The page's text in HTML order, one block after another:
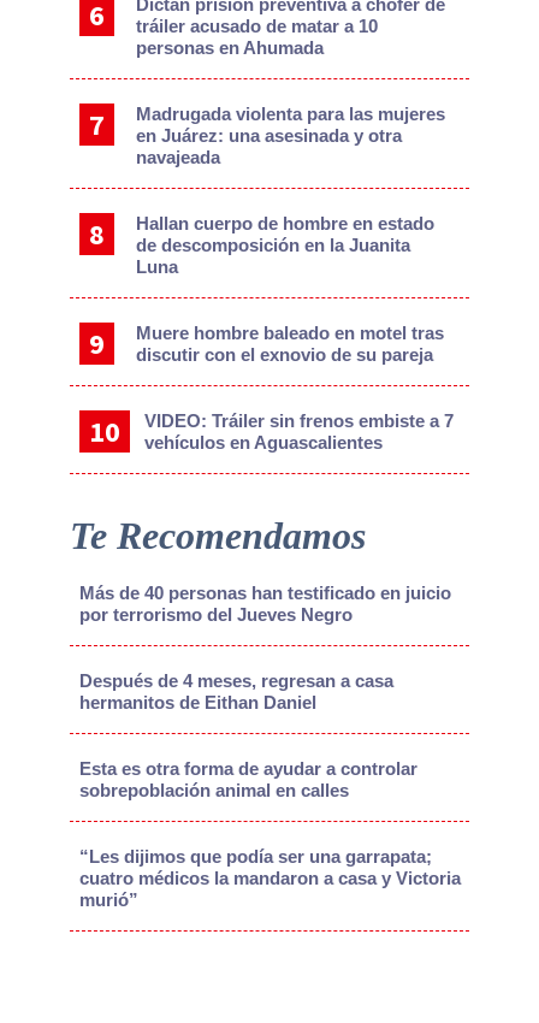
tráiler acusado de matar a 10
personas en Ahumada
Madrugada violenta para las mujeres
en Juárez: una asesinada y otra
navajeada
Hallan cuerpo de hombre en estado
de descomposición en la Juanita
Luna
Muere hombre baleado en motel tras
discutir con el exnovio de su pareja
VIDEO: Tráiler sin frenos embiste a 7
vehículos en Aguascalientes
Te Recomendamos
Más de 40 personas han testificado en juicio
por terrorismo del Jueves Negro
Después de 4 meses, regresan a casa
hermanitos de Eithan Daniel
Esta es otra forma de ayudar a controlar
sobrepoblación animal en calles
“Les dijimos que podía ser una garrapata;
cuatro médicos la mandaron a casa y Victoria
murió”